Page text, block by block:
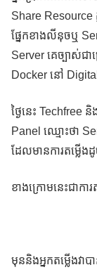
Share Resource
ផ្នែកខាងលីនុចឬ
Server គេច្បាស់ជ
Docker នៅ
ថ្ងៃនេះ
Panel ឈ្មោះថា
ដែលមានការតម្លើង
ខាងក្រោមនេះជាកា
មុននិងអ្នកតម្លើងវា